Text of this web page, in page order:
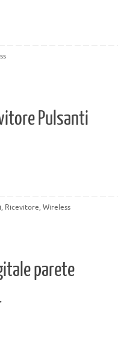
Pulsanti
, Ricevitore,Wireless
parete